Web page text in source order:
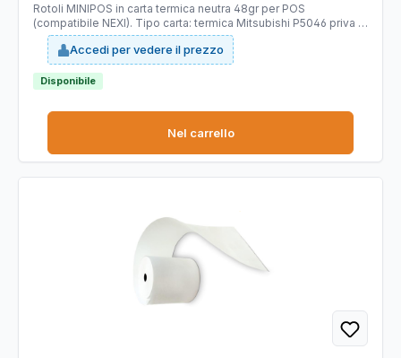
Rotoli MINIPOS in carta termica neutra 48gr per POS
(compatibile NEXI). Tipo carta: termica Mitsubishi P5046 priva di
bisfenolo A (BPA FREE), stabilità immagine 10 anni, certificata
FSC. Larghezza 57 mm. Lunghezza 8,5 mt (+/-1%). Diametro
esterno rotolo 25 mm. Senza anima. Grammatura 48g/m2
(+/-3%).
Accedi per vedere il prezzo
Disponibile
Nel carrello